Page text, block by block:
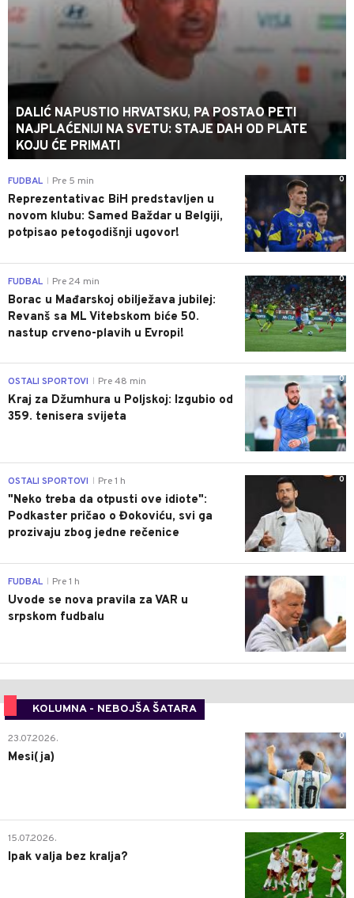
DALIĆ NAPUSTIO HRVATSKU, PA POSTAO PETI
NAJPLAĆENIJI NA SVETU: STAJE DAH OD PLATE
KOJU ĆE PRIMATI
0
FUDBAL Pre 5 min
Reprezentativac BiH predstavljen u
novom klubu: Samed Baždar u Belgiji,
potpisao petogodišnji ugovor!
0
FUDBAL Pre 24 min
Borac u Mađarskoj obilježava jubilej:
Revanš sa ML Vitebskom biće 50.
nastup crveno-plavih u Evropi!
0
OSTALI SPORTOVI Pre 48 min
Kraj za Džumhura u Poljskoj: Izgubio od
359. tenisera svijeta
0
OSTALI SPORTOVI Pre 1 h
"Neko treba da otpusti ove idiote":
Podkaster pričao o Đokoviću, svi ga
prozivaju zbog jedne rečenice
FUDBAL Pre 1 h
Uvode se nova pravila za VAR u
srpskom fudbalu
KOLUMNA - NEBOJŠA ŠATARA
0
23.07.2026.
Mesi(ja)
2
15.07.2026.
Ipak valja bez kralja?